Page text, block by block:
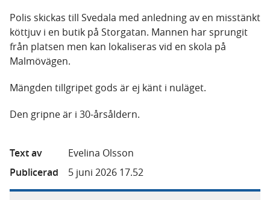
Polis skickas till Svedala med anledning av en misstänkt
köttjuv i en butik på Storgatan. Mannen har sprungit
från platsen men kan lokaliseras vid en skola på
Malmövägen.
Mängden tillgripet gods är ej känt i nuläget.
Den gripne är i 30-årsåldern.
Text av
Evelina Olsson
Publicerad
5 juni 2026 17.52